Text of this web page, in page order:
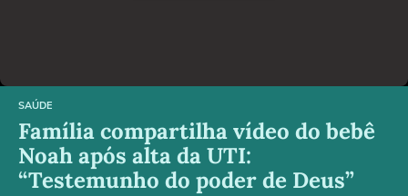
SAÚDE
Família compartilha vídeo do bebê
Noah após alta da UTI:
“Testemunho do poder de Deus”